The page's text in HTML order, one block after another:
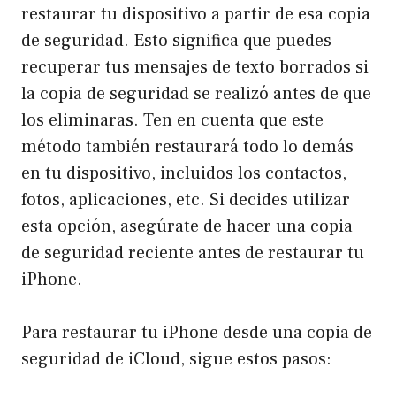
restaurar tu dispositivo a partir de esa copia
de seguridad. Esto significa que puedes
recuperar tus mensajes de texto borrados si
la copia de seguridad se realizó antes de que
los eliminaras. Ten en cuenta que este
método también restaurará todo lo demás
en tu dispositivo, incluidos los contactos,
fotos, aplicaciones, etc. Si decides utilizar
esta opción, asegúrate de hacer una copia
de seguridad reciente antes de restaurar tu
iPhone.
Para restaurar tu iPhone desde una copia de
seguridad de iCloud, sigue estos pasos: